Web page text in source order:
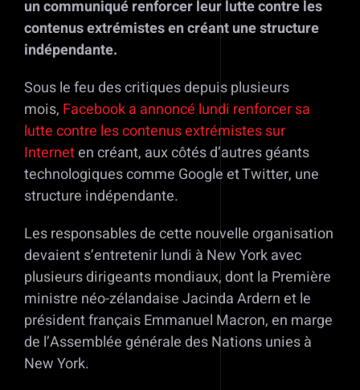
un communiqué renforcer leur lutte contre les
contenus extrémistes en créant une structure
indépendante.
Sous le feu des critiques depuis plusieurs
mois, Facebook a annoncé lundi renforcer sa
lutte contre les contenus extrémistes sur
Interneten créant, aux côtés d’autres géants
technologiques comme Google et Twitter, une
structure indépendante.
Les responsables de cette nouvelle organisation
devaient s’entretenir lundi à New York avec
plusieurs dirigeants mondiaux, dont la Première
ministre néo-zélandaise Jacinda Ardern et le
président français Emmanuel Macron, en marge
de l’Assemblée générale des Nations unies à
New York.